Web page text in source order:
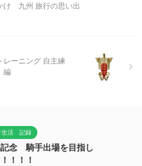
け 九州 旅行の思い出
レーニング 自主練
編
生活 記録
念 騎手出場を目指し
！！！